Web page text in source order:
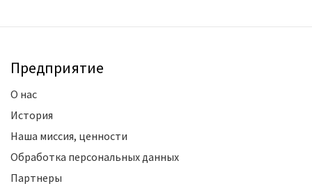
Предприятие
О нас
История
Наша миссия, ценности
Обработка персональных данных
Партнеры